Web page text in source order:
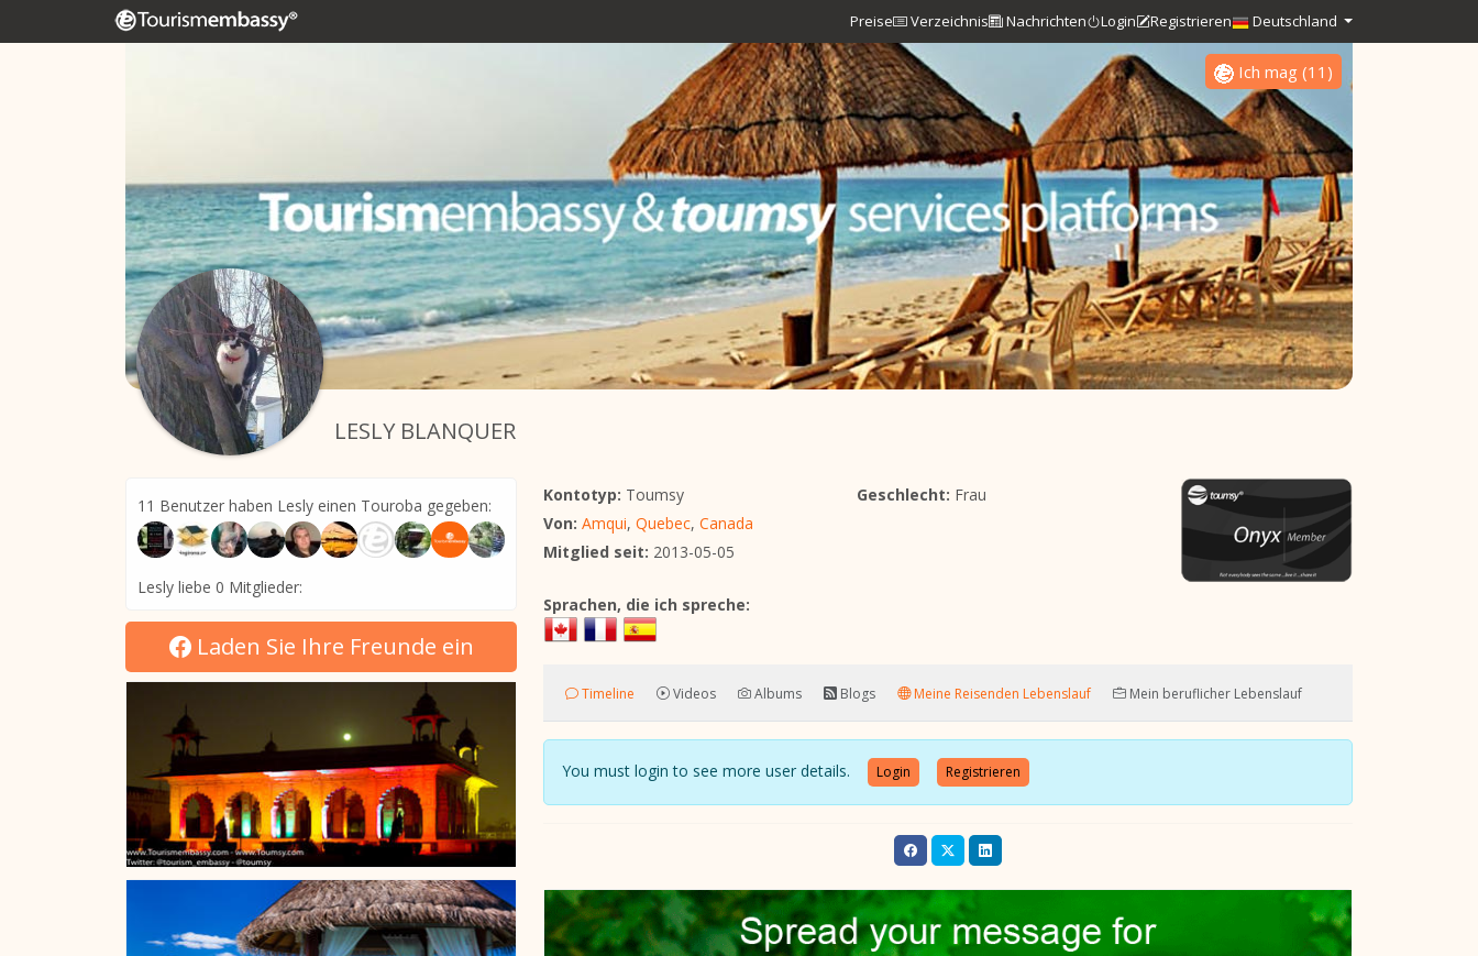
Preise Verzeichnis Nachrichten Login Registrieren Deutschland
LESLY BLANQUER
Ich mag (11 )
11 Benutzer haben Lesly einen Touroba gegeben:
Lesly liebe 0 Mitglieder:
Laden Sie Ihre Freunde ein
Kontotyp: Toumsy
Von: Amqui, Quebec, Canada
Mitglied seit: 2013-05-05
Geschlecht: Frau
Sprachen, die ich spreche:
Timeline Videos Albums Blogs Meine Reisenden Lebenslauf Mein beruflicher Lebenslauf
You must login to see more user details. Login Registrieren